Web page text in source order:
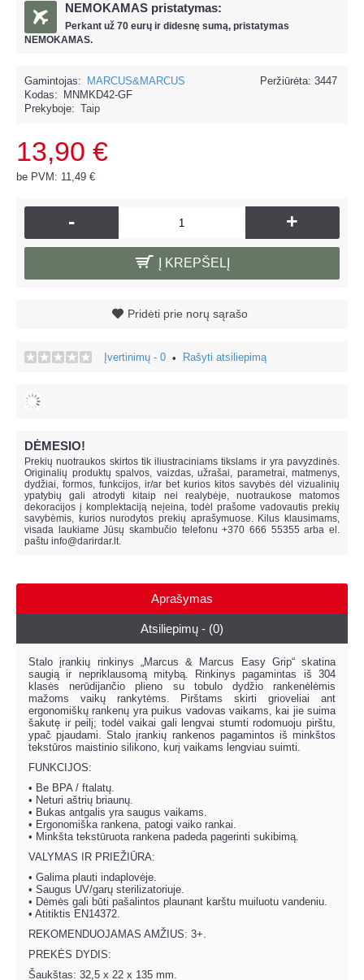
NEMOKAMAS pristatymas:
Perkant už 70 eurų ir didesnę sumą, pristatymas
NEMOKAMAS.
Peržiūrėta: 3447
Gamintojas:
MARCUS&MARCUS
Kodas:
MNMKD42-GF
Prekyboje: Taip
13,90 €
be PVM: 11,49 €
- +
Į KREPŠELĮ
Pridėti prie norų sąrašo
Įvertinimų - 0 • Rašyti atsiliepimą
DĖMESIO!
Prekių nuotraukos skirtos tik iliustraciniams tikslams ir yra pavyzdinės.
Originalių produktų spalvos, vaizdas, užrašai, parametrai, matmenys,
dydžiai, formos, funkcijos, ir/ar bet kurios kitos savybės dėl vizualinių
ypatybių gali atrodyti kitaip nei realybėje, nuotraukose matomos
dekoracijos į komplektaciją neįeina, todėl prašome vadovautis prekių
savybėmis, kurios nurodytos prekių aprašymuose. Kilus klausimams,
visada laukiame Jūsų skambučio telefonu +370 666 55355 arba el.
paštu info@darirdar.lt.
Aprašymas
Atsiliepimų - (0)
Stalo įrankių rinkinys „Marcus & Marcus Easy Grip“ skatina
saugią ir nepriklausomą mitybą. Rinkinys pagamintas iš 304
klasės nerūdijančio plieno su tobulo dydžio rankenėlėmis
mažoms vaikų rankytėms. Pirštams skirti grioveliai ant
ergonomiškų rankenų yra puikus vadovas vaikams, kai jie suima
šakutę ir peilį; todėl vaikai gali lengvai stumti rodomuoju pirštu,
ypač pjaudami. Stalo įrankių rankenos pagamintos iš minkštos
tekstūros maistinio silikono, kurį vaikams lengviau suimti.
FUNKCIJOS:
• Be BPA / ftalatų.
• Neturi aštrių briaunų.
• Bukas antgalis yra saugus vaikams.
• Ergonomiška rankena, patogi vaiko rankai.
• Minkšta tekstūruota rankena padeda pagerinti sukibimą.
VALYMAS IR PRIEŽIŪRA:
• Galima plauti indaplovėje.
• Saugus UV/garų sterilizatoriuje.
• Dėmės gali būti pašalintos plaunant karštu muiluotu vandeniu.
• Atitiktis EN14372.
REKOMENDUOJAMAS AMŽIUS: 3+.
PREKĖS DYDIS:
Šaukštas: 32,5 x 22 x 135 mm.